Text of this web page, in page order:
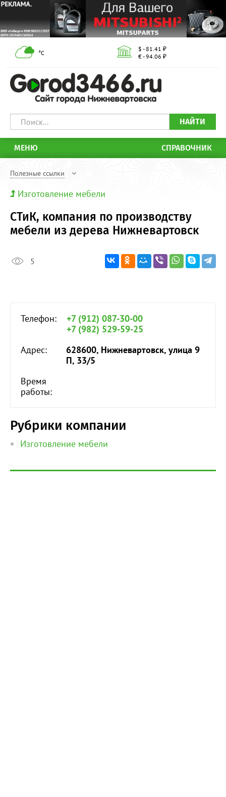
°С
$ - 81.41 ₽
€ - 94.06 ₽
НАЙТИ
МЕНЮ СПРАВОЧНИК
Полезные ссылки
Изготовление мебели
СТиК, компания по производству
мебели из дерева Нижневартовск
5
Телефон:
+7 (912) 087-30-00
+7 (982) 529-59-25
Адрес:
628600, Нижневартовск, улица 9
П, 33/5
Время
работы:
Рубрики компании
Изготовление мебели